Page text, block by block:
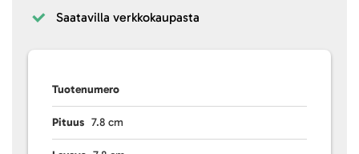
Saatavilla verkkokaupasta
Tuotenumero
Pituus 7.8 cm